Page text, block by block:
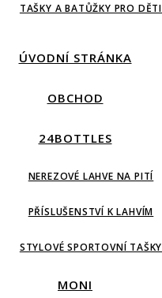
TAŠKY A BATŮŽKY PRO DĚTI
ÚVODNÍ STRÁNKA
OBCHOD
24BOTTLES
NEREZOVÉ LAHVE NA PITÍ
PŘÍSLUŠENSTVÍ K LAHVÍM
STYLOVÉ SPORTOVNÍ TAŠKY
MONI